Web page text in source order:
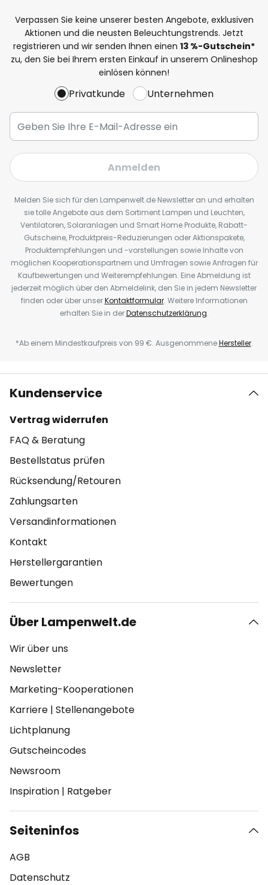
Verpassen Sie keine unserer besten Angebote, exklusiven
Aktionen und die neusten Beleuchtungstrends. Jetzt
registrieren und wir senden Ihnen einen 13 %-Gutschein*
zu, den Sie bei Ihrem ersten Einkauf in unserem Onlineshop
einlösen können!
Privatkunde Unternehmen
Anmelden
Melden Sie sich für den Lampenwelt.de Newsletter an und erhalten
sie tolle Angebote aus dem Sortiment Lampen und Leuchten,
Ventilatoren, Solaranlagen und Smart Home Produkte, Rabatt-
Gutscheine, Produktpreis-Reduzierungen oder Aktionspakete,
Produktempfehlungen und -vorstellungen sowie Inhalte von
möglichen Kooperationspartnern und Umfragen sowie Anfragen für
Kaufbewertungen und Weiterempfehlungen. Eine Abmeldung ist
jederzeit möglich über den Abmeldelink, den Sie in jedem Newsletter
finden oder über unserKontaktformular. Weitere Informationen
erhalten Sie in derDatenschutzerklärung.
*Ab einem Mindestkaufpreis von 99 €. AusgenommeneHersteller.
Kundenservice
Vertrag widerrufen
FAQ & Beratung
Bestellstatus prüfen
Rücksendung/Retouren
Zahlungsarten
Versandinformationen
Kontakt
Herstellergarantien
Bewertungen
Über Lampenwelt.de
Wir über uns
Newsletter
Marketing-Kooperationen
Karriere | Stellenangebote
Lichtplanung
Gutscheincodes
Newsroom
Inspiration | Ratgeber
Seiteninfos
AGB
Datenschutz